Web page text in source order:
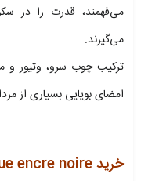
می‌فهمند، قدرت را در
می‌گیرند.
ترکیب چوب سرو، وتیور و
امضای بویایی بسیاری از
خرید lalique encre noire از فروشگاه تکین مد